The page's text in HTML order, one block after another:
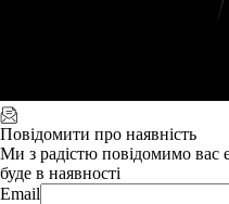
Повідомити про наявність
Ми з радістю повідомимо
буде в наявності
Email